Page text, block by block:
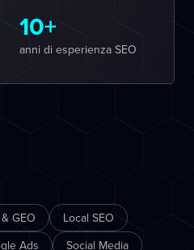
10+
anni di esperienza SEO
GEO
Local SEO
Ads Social Media